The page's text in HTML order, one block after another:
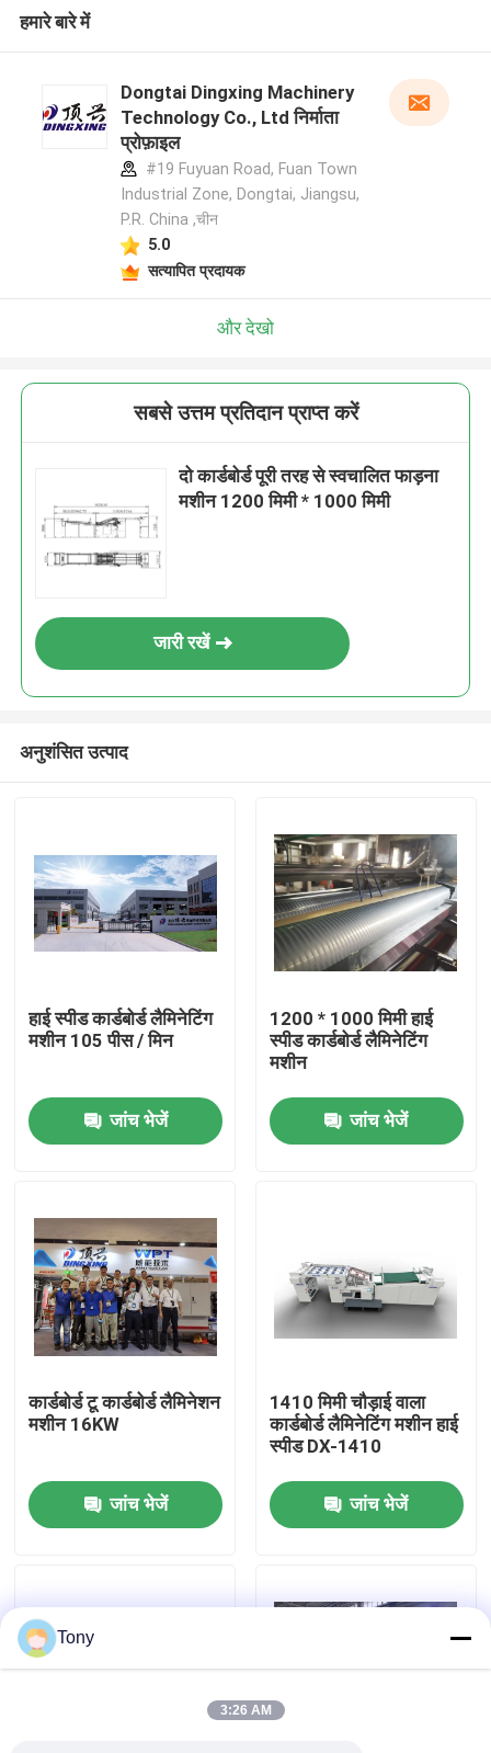
हमारे बारे में
कारखाने का दौरा
गुणवत्ता नियंत्रण
समाचार
मामले
उद्धरण मांगें
हमारे बारे में
Dongtai Dingxing Machinery
Technology Co., Ltd निर्माता
प्रोफ़ाइल
#19 Fuyuan Road, Fuan Town
Industrial Zone, Dongtai, Jiangsu,
P.R. China ,चीन
5.0
सत्यापित प्रदायक
और देखो
सबसे उत्तम प्रतिदान प्राप्त करें
दो कार्डबोर्ड पूरी तरह से स्वचालित फाड़ना
मशीन 1200 मिमी * 1000 मिमी
जारी रखें
अनुशंसित उत्पाद
हाई स्पीड कार्डबोर्ड लैमिनेटिंग
मशीन 105 पीस / मिन
जांच भेजें
1200 * 1000 मिमी हाई
स्पीड कार्डबोर्ड लैमिनेटिंग
मशीन
जांच भेजें
कार्डबोर्ड टू कार्डबोर्ड लैमिनेशन
मशीन 16KW
जांच भेजें
1410 मिमी चौड़ाई वाला
कार्डबोर्ड लैमिनेटिंग मशीन हाई
स्पीड DX-1410
जांच भेजें
Tony
3:26 AM